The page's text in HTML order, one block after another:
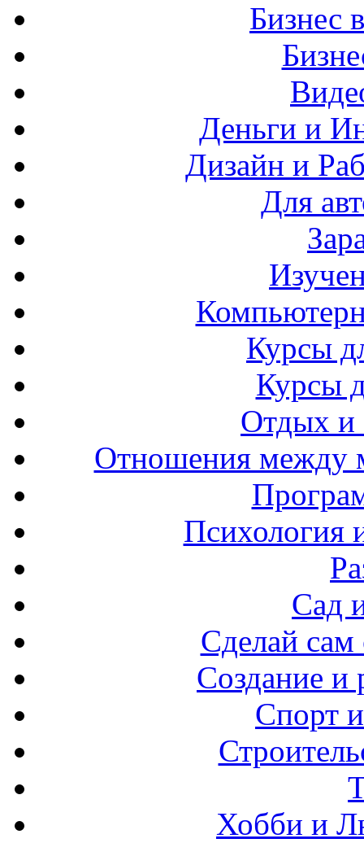
Бизнес
Деньги и
Дизайн и
Для
Курсы
Курсы
Отдых и
Отношения между
Психология
Сад
Сделай
Создание и
Спорт
Хобби и